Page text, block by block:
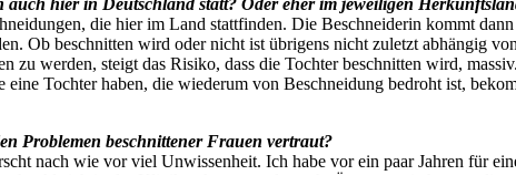
die hier im Land stattfinden. Die Beschneiderin kommt
Ob beschnitten wird oder nicht ist übrigens nicht zuletzt abhängig
zu werden, steigt das Risiko, dass die Tochter beschnitten wird,
eine Tochter haben, die wiederum von Beschneidung bedroht ist,
Problemen beschnittener Frauen vertraut?
nach wie vor viel Unwissenheit. Ich habe vor ein paar Jahren für